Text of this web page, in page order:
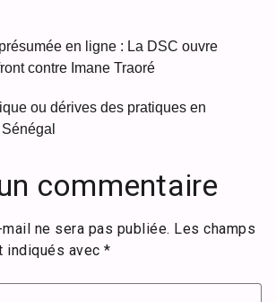
en ligne : La DSC ouvre
contre Imane Traoré
ou dérives des pratiques en
commentaire
ne sera pas publiée. Les champs
indiqués avec *